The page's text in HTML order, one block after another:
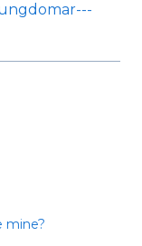
mine?